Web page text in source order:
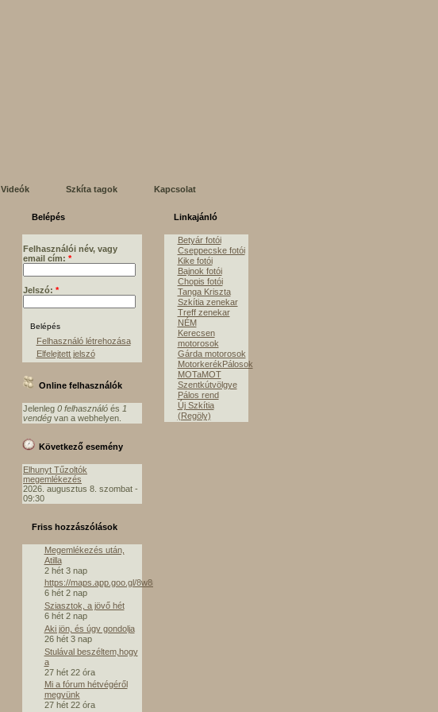
Videók Szkíta tagok Kapcsolat
Belépés
Felhasználói név, vagy
email cím: *
Jelszó: *
Felhasználó létrehozása
Elfelejtett jelszó
Online felhasználók
Jelenleg 0 felhasználó és 1
vendég van a webhelyen.
Következő esemény
Elhunyt Tűzoltók
megemlékezés
2026. augusztus 8. szombat -
09:30
Friss hozzászólások
Megemlékezés után,
Atilla
2 hét 3 nap
https://maps.app.goo.gl/8w8mE
6 hét 2 nap
Sziasztok, a jövő hét
6 hét 2 nap
Aki jön, és úgy gondolja
26 hét 3 nap
Stulával beszéltem,hogy
a
27 hét 22 óra
Mi a fórum hétvégéről
megyünk
27 hét 22 óra
Linkajánló
Betyár fotói
Cseppecske fotói
Kike fotói
Bajnok fotói
Chopis fotói
Tanga Kriszta
Szkítia zenekar
Treff zenekar
NÉM
Kerecsen
motorosok
Gárda motorosok
MotorkerékPálosok
MOTaMOT
Szentkútvölgye
Pálos rend
Új Szkítia
(Regöly)